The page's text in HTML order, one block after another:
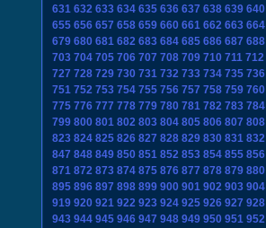
631 632 633 634 635 636 637 638 639 640
655 656 657 658 659 660 661 662 663 664
679 680 681 682 683 684 685 686 687 688
703 704 705 706 707 708 709 710 711 712
727 728 729 730 731 732 733 734 735 736
751 752 753 754 755 756 757 758 759 760
775 776 777 778 779 780 781 782 783 784
799 800 801 802 803 804 805 806 807 808
823 824 825 826 827 828 829 830 831 832
847 848 849 850 851 852 853 854 855 856
871 872 873 874 875 876 877 878 879 880
895 896 897 898 899 900 901 902 903 904
919 920 921 922 923 924 925 926 927 928
943 944 945 946 947 948 949 950 951 952